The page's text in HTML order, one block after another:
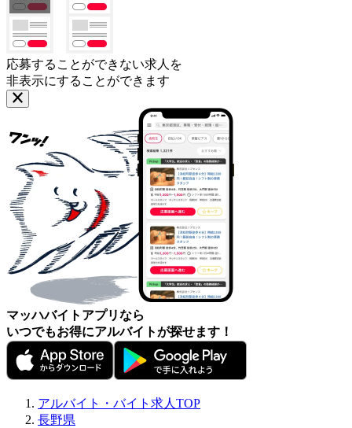
応募することができない求人を
非表示にすることができます
マッハバイトアプリなら
いつでもお得にアルバイトが探せます！
アルバイト・バイト求人TOP
長野県